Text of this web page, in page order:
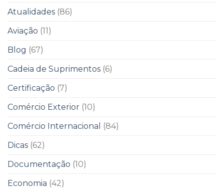
Atualidades (86)
Aviação (11)
Blog (67)
Cadeia de Suprimentos (6)
Certificação (7)
Comércio Exterior (10)
Comércio Internacional
(84)
Dicas (62)
Documentação (10)
Economia (42)